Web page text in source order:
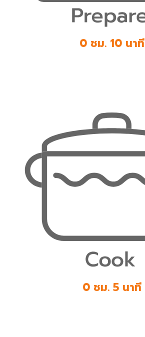
0 ชม. 10 นาที
0 ชม. 5 นาที